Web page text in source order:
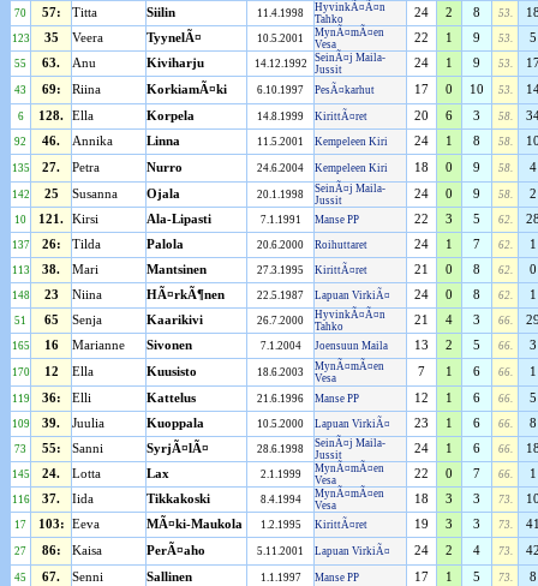
70 57: Titta Siilin 11.4.1998
HyvinkÃ¤Ã¤n
Tahko
24 2 8 53.
123 35 Veera TyynelÃ¤ 10.5.2001
MynÃ¤mÃ¤en
Vesa
22 1 9 53. 5
55 63. Anu Kiviharju 14.12.1992
SeinÃ¤j Maila-
Jussit
24 1 9 53.
43 69: Riina KorkiamÃ¤ki 6.10.1997 PesÃ¤karhut 17 0 10 53.
6 128. Ella Korpela 14.8.1999 KirittÃ¤ret 20 6 3 58.
92 46. Annika Linna 11.5.2001 Kempeleen Kiri 24 1 8 58.
135 27. Petra Nurro 24.6.2004 Kempeleen Kiri 18 0 9 58. 4
142 25 Susanna Ojala 20.1.1998
SeinÃ¤j Maila-
Jussit
24 0 9 58. 2
10 121. Kirsi Ala-Lipasti 7.1.1991 Manse PP 22 3 5 62.
137 26: Tilda Palola 20.6.2000 Roihuttaret 24 1 7 62. 1
113 38. Mari Mantsinen 27.3.1995 KirittÃ¤ret 21 0 8 62. 0
148 23 Niina HÃ¤rkÃ¶nen 22.5.1987 Lapuan VirkiÃ¤ 24 0 8 62. 1
51 65 Senja Kaarikivi 26.7.2000
HyvinkÃ¤Ã¤n
Tahko
21 4 3 66.
165 16 Marianne Sivonen 7.1.2004 Joensuun Maila 13 2 5 66. 3
170 12 Ella Kuusisto 18.6.2003
MynÃ¤mÃ¤en
Vesa
7 1 6 66. 1
119 36: Elli Kattelus 21.6.1996 Manse PP 12 1 6 66. 5
109 39. Juulia Kuoppala 10.5.2000 Lapuan VirkiÃ¤ 23 1 6 66. 8
73 55: Sanni SyrjÃ¤lÃ¤ 28.6.1998
SeinÃ¤j Maila-
Jussit
24 1 6 66.
145 24. Lotta Lax 2.1.1999
MynÃ¤mÃ¤en
Vesa
22 0 7 66. 1
116 37. Iida Tikkakoski 8.4.1994
MynÃ¤mÃ¤en
Vesa
18 3 3 73.
17 103: Eeva MÃ¤ki-Maukola 1.2.1995 KirittÃ¤ret 19 3 3 73.
27 86: Kaisa PerÃ¤aho 5.11.2001 Lapuan VirkiÃ¤ 24 2 4 73.
45 67. Senni Sallinen 1.1.1997 Manse PP 17 1 5 73. 8